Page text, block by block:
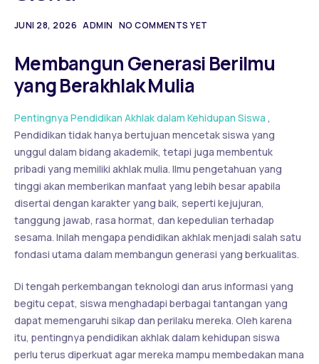
JUNI 28, 2026 ADMIN NO COMMENTS YET
Membangun Generasi Berilmu
yang Berakhlak Mulia
Pentingnya Pendidikan Akhlak dalam Kehidupan Siswa ,
Pendidikan tidak hanya bertujuan mencetak siswa yang
unggul dalam bidang akademik, tetapi juga membentuk
pribadi yang memiliki akhlak mulia. Ilmu pengetahuan yang
tinggi akan memberikan manfaat yang lebih besar apabila
disertai dengan karakter yang baik, seperti kejujuran,
tanggung jawab, rasa hormat, dan kepedulian terhadap
sesama. Inilah mengapa pendidikan akhlak menjadi salah satu
fondasi utama dalam membangun generasi yang berkualitas.
Di tengah perkembangan teknologi dan arus informasi yang
begitu cepat, siswa menghadapi berbagai tantangan yang
dapat memengaruhi sikap dan perilaku mereka. Oleh karena
itu, pentingnya pendidikan akhlak dalam kehidupan siswa
perlu terus diperkuat agar mereka mampu membedakan mana